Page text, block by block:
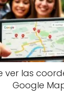
ver las
Google